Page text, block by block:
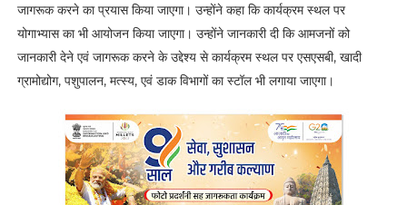
जागरूक करने का प्रयास किया जाएगा। उन्होंने कहा कि कार्यक्रम स्थल पर
योगाभ्यास का भी आयोजन किया जाएगा। उन्होंने जानकारी दी कि आमजनों को
जानकारी देने एवं जागरूक करने के उद्देश्य से कार्यक्रम स्थल पर एसएसबी, खादी
ग्रामोद्योग, पशुपालन, मत्स्य, एवं डाक विभागों का स्टॉल भी लगाया जाएगा।